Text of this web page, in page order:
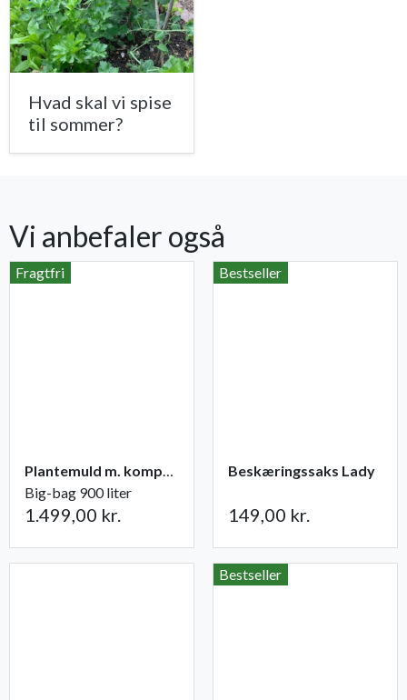
Hvad skal vi spise
til sommer?
Vi anbefaler også
Fragtfri
Plantemuld m. kompost fra Champost
Big-bag 900 liter
1.499,00 kr.
Bestseller
Beskæringssaks Lady
149,00 kr.
Bestseller